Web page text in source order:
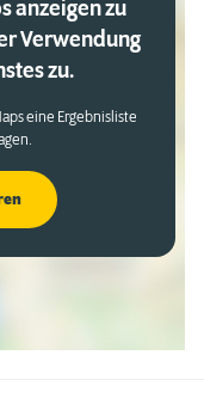
anzeigen zu
Verwendung
zu.
eine Ergebnisliste